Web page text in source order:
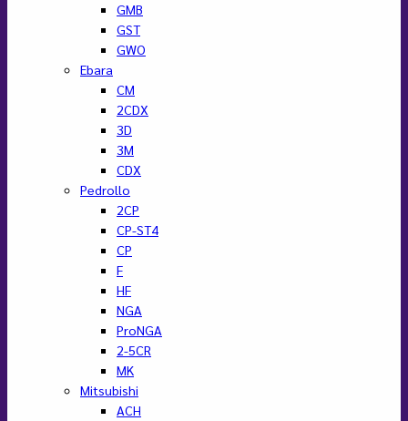
GMB
GST
GWO
Ebara
CM
2CDX
3D
3M
CDX
Pedrollo
2CP
CP-ST4
CP
F
HF
NGA
ProNGA
2-5CR
MK
Mitsubishi
ACH